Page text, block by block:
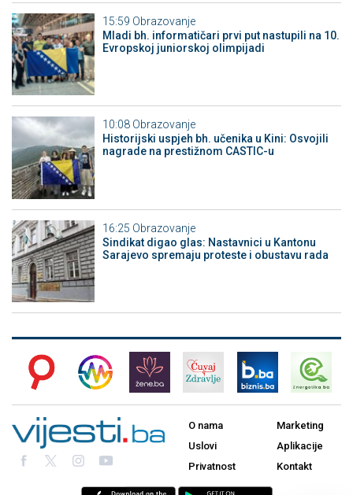
15:59 Obrazovanje
Mladi bh. informatičari prvi put nastupili na 10.
Evropskoj juniorskoj olimpijadi
10:08 Obrazovanje
Historijski uspjeh bh. učenika u Kini: Osvojili
nagrade na prestižnom CASTIC-u
16:25 Obrazovanje
Sindikat digao glas: Nastavnici u Kantonu
Sarajevo spremaju proteste i obustavu rada
O nama
Uslovi
Privatnost
Marketing
Aplikacije
Kontakt